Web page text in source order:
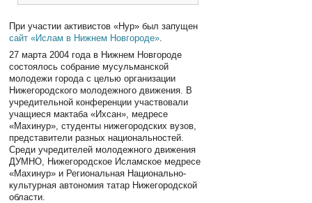
При участии активистов «Нур» был запущен
сайт «Ислам в Нижнем Новгороде».
27 марта 2004 года в Нижнем Новгороде
состоялось собрание мусульманской
молодежи города с целью организации
Нижегородского молодежного движения. В
учредительной конференции участвовали
учащиеся мактаба «Ихсан», медресе
«Махинур», студенты нижегородских вузов,
представители разных национальностей.
Среди учредителей молодежного движения
ДУМНО, Нижегородское Исламское медресе
«Махинур» и Региональная Национально-
культурная автономия татар Нижегородской
области.